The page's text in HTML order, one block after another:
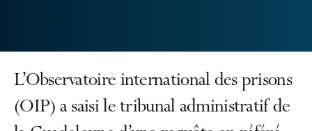
L’Observatoire international des prisons
(OIP) a saisi le tribunal administratif de